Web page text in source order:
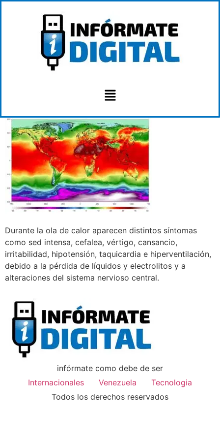
Durante la ola de calor aparecen distintos síntomas
como sed intensa, cefalea, vértigo, cansancio,
irritabilidad, hipotensión, taquicardia e hiperventilación,
debido a la pérdida de líquidos y electrolitos y a
alteraciones del sistema nervioso central.
infórmate como debe de ser
Internacionales
Venezuela
Tecnologia
Todos los derechos reservados